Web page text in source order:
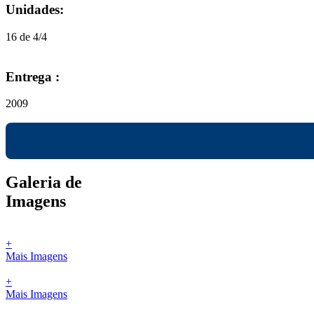
Unidades:
16 de 4/4
Entrega :
2009
Galeria de
Imagens
+
Mais Imagens
+
Mais Imagens